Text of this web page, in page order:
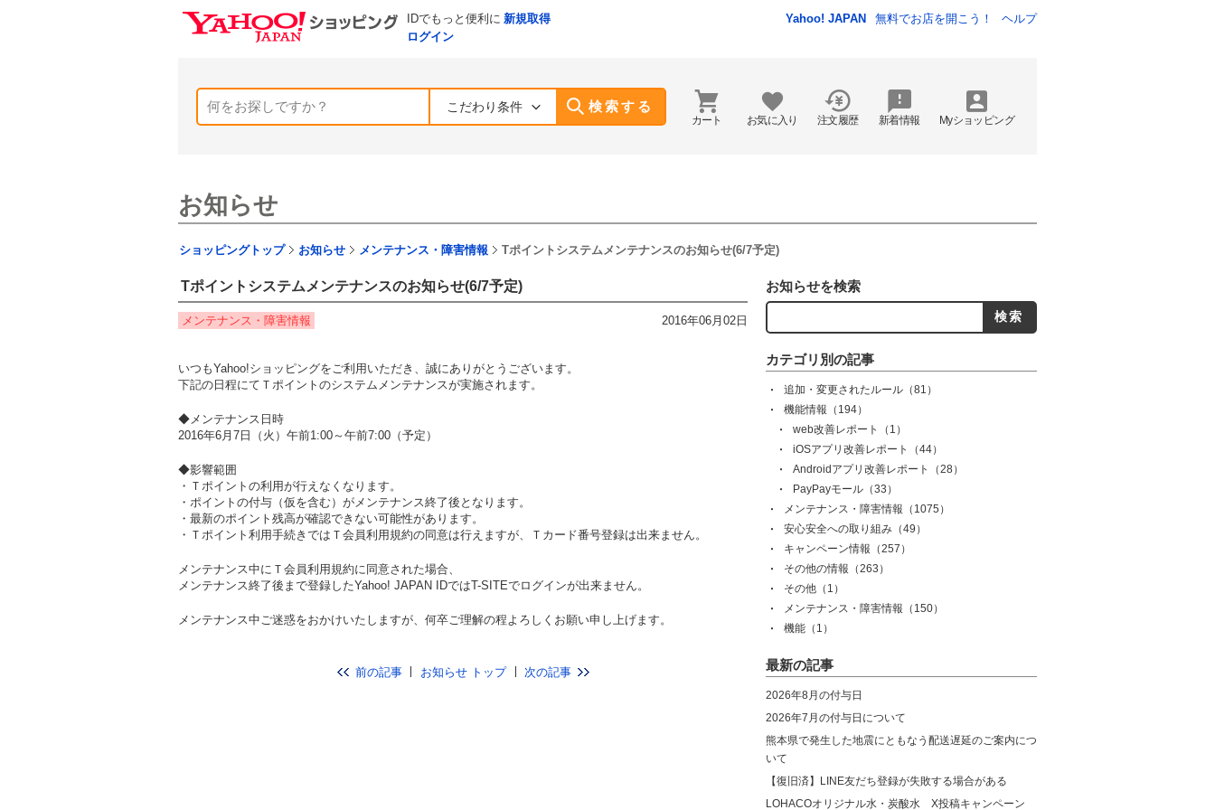
IDでもっと便利に 新規取得 Yahoo! JAPAN 無料でお店を開こう！
ヘルプ
ログイン
こだわり条件 検索する
カート お気に入り 注文履歴 新着情報 Myショッピング
お知らせ
ショッピングトップ お知らせ メンテナンス・障害情報 Tポイントシステムメンテナンスのお知らせ(6/7予定)
Tポイントシステムメンテナンスのお知らせ(6/7予定)
メンテナンス・障害情報 2016年06月02日
いつもYahoo!ショッピングをご利用いただき、誠にありがとうございます。
下記の日程にてＴポイントのシステムメンテナンスが実施されます。
◆メンテナンス日時
2016年6月7日（火）午前1:00～午前7:00（予定）
◆影響範囲
・Ｔポイントの利用が行えなくなります。
・ポイントの付与（仮を含む）がメンテナンス終了後となります。
・最新のポイント残高が確認できない可能性があります。
・Ｔポイント利用手続きではＴ会員利用規約の同意は行えますが、Ｔカード番号登録は出来ません。
メンテナンス中にＴ会員利用規約に同意された場合、
メンテナンス終了後まで登録したYahoo! JAPAN IDではT-SITEでログインが出来ません。
メンテナンス中ご迷惑をおかけいたしますが、何卒ご理解の程よろしくお願い申し上げます。
前の記事 お知らせ トップ 次の記事
お知らせを検索
カテゴリ別の記事
追加・変更されたルール （81）
機能情報 （194）
web改善レポート
（1）
iOSアプリ改善レポート
（44）
Androidアプリ改善レポート
（28）
PayPayモール （33）
メンテナンス・障害情報 （1075）
安心安全への取り組み （49）
キャンペーン情報 （257）
その他の情報 （263）
その他 （1）
メンテナンス・障害情報 （150）
機能 （1）
最新の記事
2026年8月の付与日
2026年7月の付与日について
熊本県で発生した地震にともなう配送遅延のご案内につ
いて
【復旧済】LINE友だち登録が失敗する場合がある
LOHACOオリジナル水・炭酸水 X投稿キャンペーン